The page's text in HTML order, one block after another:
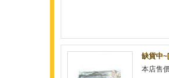
缺貨中
本店售